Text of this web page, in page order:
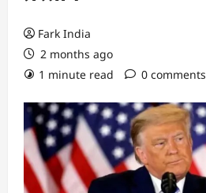
Fark India
2 months ago
1 minute read
0 comments